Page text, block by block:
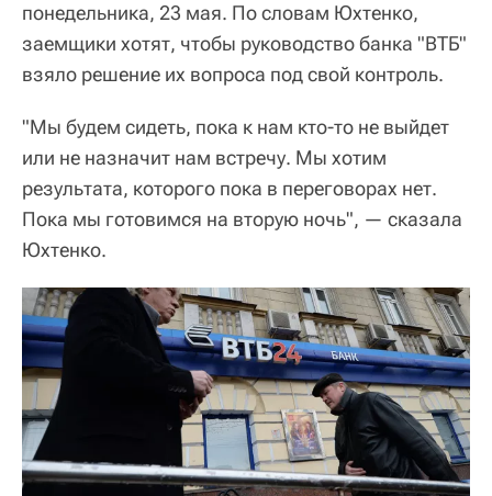
понедельника, 23 мая. По словам Юхтенко,
заемщики хотят, чтобы руководство банка "ВТБ"
взяло решение их вопроса под свой контроль.
"Мы будем сидеть, пока к нам кто-то не выйдет
или не назначит нам встречу. Мы хотим
результата, которого пока в переговорах нет.
Пока мы готовимся на вторую ночь", — сказала
Юхтенко.